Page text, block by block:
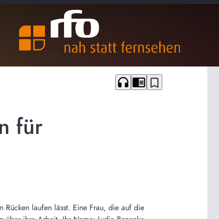
headphones chrome_reader_mode bookmark_border
für
Rücken laufen lässt. Eine Frau, die auf die